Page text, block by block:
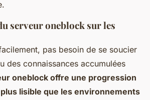
serveur oneblock sur les
pas besoin de se soucier
des connaissances accumulées
oneblock offre une progression
lisible que les environnements